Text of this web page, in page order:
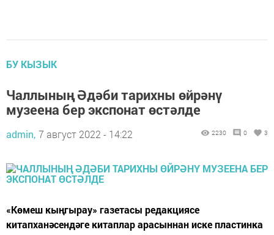
БУ КЫЗЫК
Чаллының Әдәби тарихны өйрәнү
музеена бер экспонат өстәлде
admin, 7 август 2022 - 14:22 2230 0 3
«Көмеш кыңгырау» газетасы редакциясе
китапханәсендәге китаплар арасыннан иске пластинка